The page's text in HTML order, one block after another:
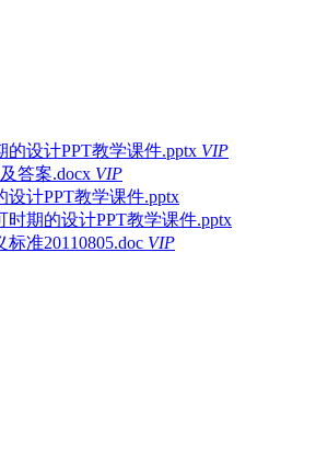
设计PPT教学课件.pptx VIP
答案.docx VIP
计PPT教学课件.pptx
期的设计PPT教学课件.pptx
准20110805.doc VIP